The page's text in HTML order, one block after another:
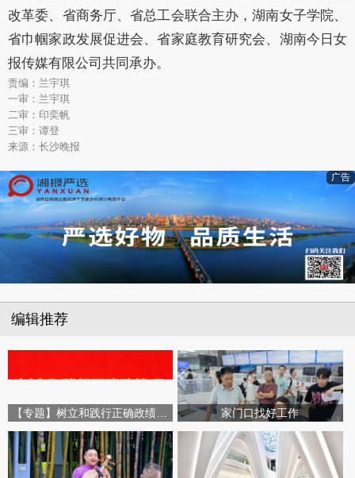
改革委、省商务厅、省总工会联合主办，湖南女子学院、
省巾帼家政发展促进会、省家庭教育研究会、湖南今日女
报传媒有限公司共同承办。
责编：兰宇琪
一审：兰宇琪
二审：印奕帆
三审：谭登
来源：长沙晚报
广告
编辑推荐
家门口找好工作